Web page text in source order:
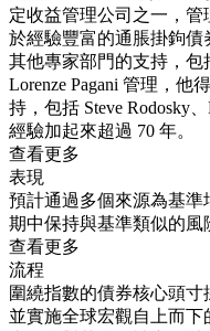
定收益管理公司之一，管
於經驗豐富的通脹掛鉤債
其他專家部門的支持，
Lorenze Pagani 管理，他
持，包括 Steve Rodosky
經驗加起來超過 70 年。
查看更多
表現
預計通過多個來源為基準
期中保持與基準類似的風
查看更多
流程
圍繞指數的債券核心頭
並實施全球宏觀自上而